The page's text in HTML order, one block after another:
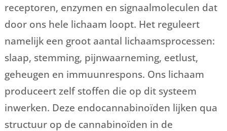
receptoren, enzymen en signaalmoleculen dat
door ons hele lichaam loopt. Het reguleert
namelijk een groot aantal lichaamsprocessen:
slaap, stemming, pijnwaarneming, eetlust,
geheugen en immuunrespons. Ons lichaam
produceert zelf stoffen die op dit systeem
inwerken. Deze endocannabinoïden lijken qua
structuur op de cannabinoïden in de